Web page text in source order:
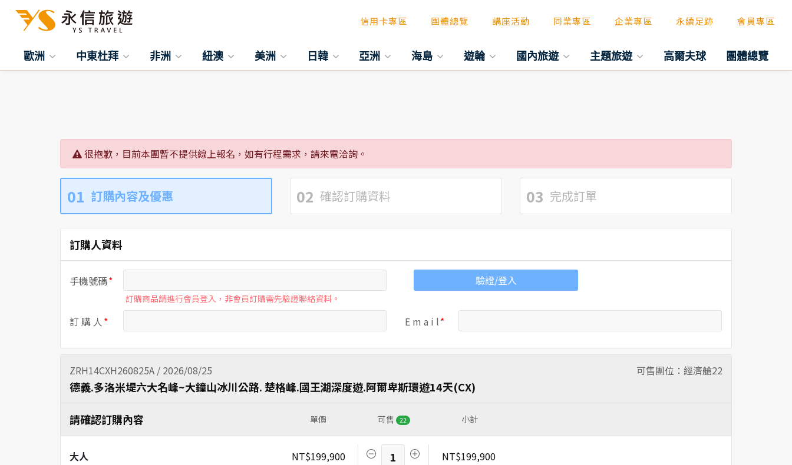
信用卡專區 團體總覽 講座活動 同業專區 企業專區 永續足跡 會員專區
歐洲 中東杜拜 非洲 紐澳 美洲 日韓 亞洲 海島 遊輪 國內旅遊 主題旅遊 高爾夫球 團體總覽
很抱歉，目前本團暫不提供線上報名，如有行程需求，請來電洽詢。
01 訂購內容及優惠 02 確認訂購資料 03 完成訂單
訂購人資料
手機號碼
訂購商品請進行會員登入，非會員訂購需先驗證聯絡資料。
驗證/登入
訂 購 人 E m a i l
ZRH14CXH260825A / 2026/08/25 可售團位：經濟艙22
德義.多洛米堤六大名峰~大鐘山冰川公路. 楚格峰.國王湖深度遊.阿爾卑斯環遊14天(CX)
請確認訂購內容 單價 可售 22 小計
大人 NT$199,900 1 NT$199,900